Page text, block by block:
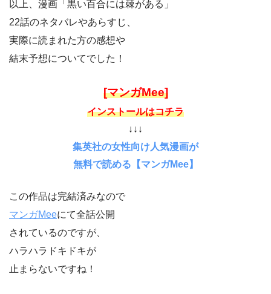
以上、漫画「黒い百合には棘がある」
22話のネタバレやあらすじ、
実際に読まれた方の感想や
結末予想についてでした！
[マンガMee]
インストールはコチラ
↓↓↓
集英社の女性向け人気漫画が
無料で読める【マンガMee】
この作品は完結済みなので
マンガMeeにて全話公開
されているのですが、
ハラハラドキドキが
止まらないですね！